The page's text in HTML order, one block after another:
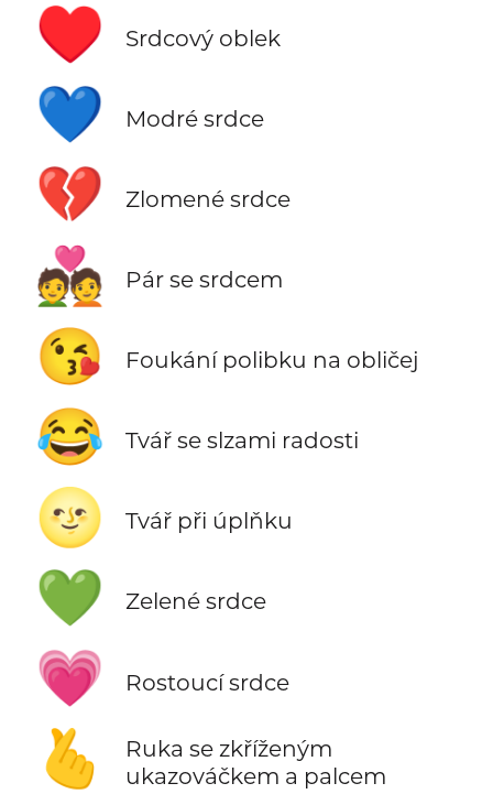
♥️ Srdcový oblek
💙 Modré srdce
💔 Zlomené srdce
💑 Pár se srdcem
😘 Foukání polibku na obličej
😂 Tvář se slzami radosti
🌝 Tvář při úplňku
💚 Zelené srdce
💗 Rostoucí srdce
🫰
Ruka se zkříženým
ukazováčkem a palcem